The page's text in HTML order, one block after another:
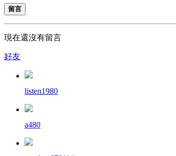
留言
現在還沒有留言
好友
listen1980
a480